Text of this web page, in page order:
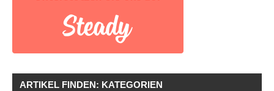
ARTIKEL FINDEN: KATEGORIEN